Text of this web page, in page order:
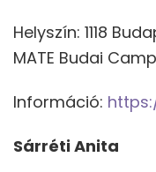
Helyszín: 1118
MATE Budai
Információ:
Sárréti Anita